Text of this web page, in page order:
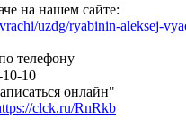
на нашем сайте:
uzdg/ryabinin-aleksej-
телефону
10
онлайн"
clck.ru/RnRkb